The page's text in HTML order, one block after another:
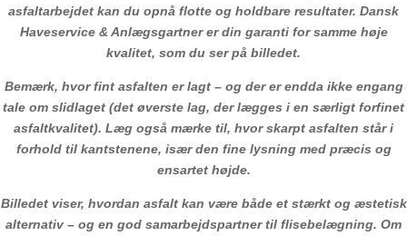
asfaltarbejdet kan du opnå flotte og holdbare resultater. Dansk
Haveservice & Anlægsgartner er din garanti for samme høje
kvalitet, som du ser på billedet.
Bemærk, hvor fint asfalten er lagt – og der er endda ikke engang
tale om slidlaget (det øverste lag, der lægges i en særligt forfinet
asfaltkvalitet). Læg også mærke til, hvor skarpt asfalten står i
forhold til kantstenene, især den fine lysning med præcis og
ensartet højde.
Billedet viser, hvordan asfalt kan være både et stærkt og æstetisk
alternativ – og en god samarbejdspartner til flisebelægning. Om